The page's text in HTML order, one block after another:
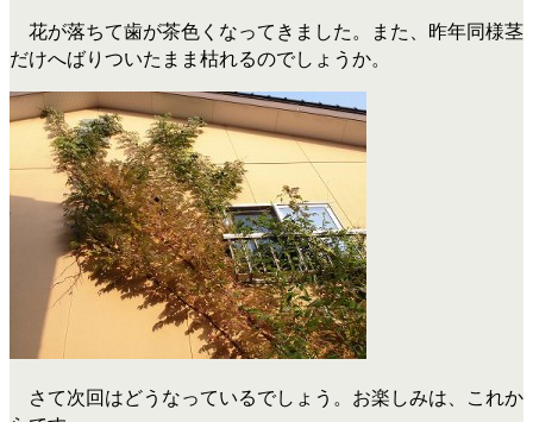
花が落ちて歯が茶色くなってきました。また、昨年同様茎
だけへばりついたまま枯れるのでしょうか。
さて次回はどうなっているでしょう。お楽しみは、これか